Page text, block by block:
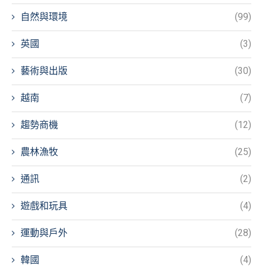
自然與環境 (99)
英國 (3)
藝術與出版 (30)
越南 (7)
趨勢商機 (12)
農林漁牧 (25)
通訊 (2)
遊戲和玩具 (4)
運動與戶外 (28)
韓國 (4)